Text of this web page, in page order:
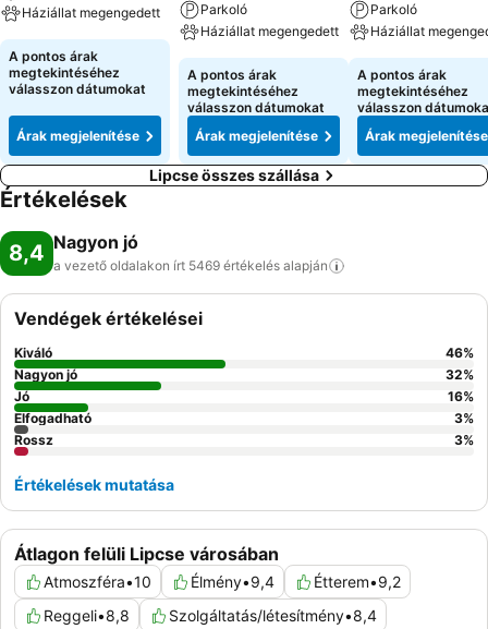
Háziállat megengedett
A pontos árak
megtekintéséhez
válasszon dátumokat
Árak megjelenítése
Parkoló
Háziállat megengedett
A pontos árak
megtekintéséhez
válasszon dátumokat
Árak megjelenítése
Parkoló
Háziállat
A pontos árak
megtekintéséhez
válasszon
Árak megjelenítése
Lipcse összes szállása
Értékelések
8,4 Nagyon jó
a vezető oldalakon írt 5469 értékelés alapján
Átlagon felüli Lipcse városában
Atmoszféra•10 Élmény•9,4 Étterem•9,2
Reggeli•8,8 Szolgáltatás/létesítmény•8,4
Vendégek értékelései
Kiváló 46%
Nagyon jó
32%
Jó
16%
Elfogadható
3%
Rossz
3%
Értékelések mutatása